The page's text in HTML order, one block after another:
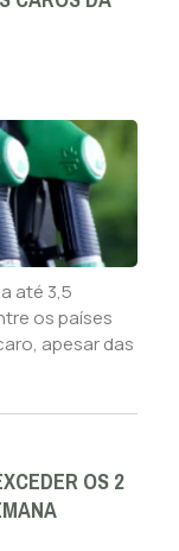
até 3,5
os países
apesar das
OS 2